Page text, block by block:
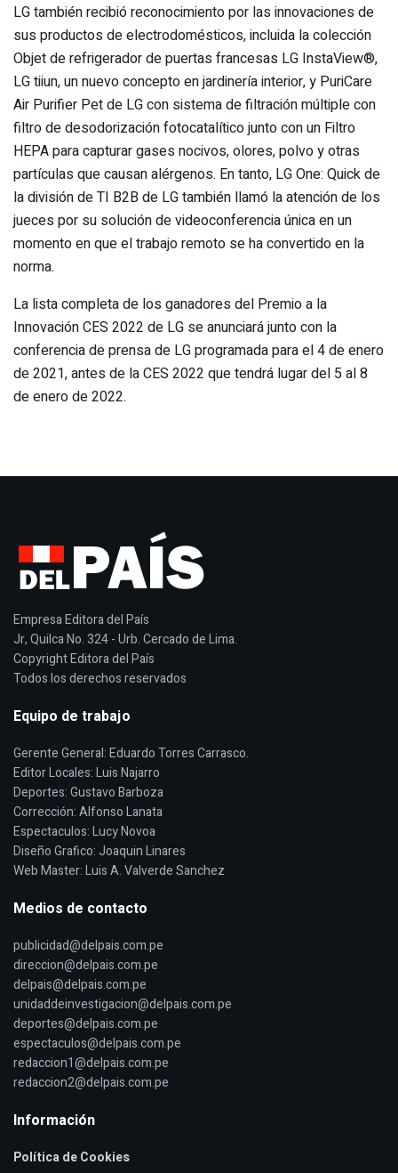
LG también recibió reconocimiento por las innovaciones de
sus productos de electrodomésticos, incluida la colección
Objet de refrigerador de puertas francesas LG InstaView®,
LG tiiun, un nuevo concepto en jardinería interior, y PuriCare
Air Purifier Pet de LG con sistema de filtración múltiple con
filtro de desodorización fotocatalítico junto con un Filtro
HEPA para capturar gases nocivos, olores, polvo y otras
partículas que causan alérgenos. En tanto, LG One: Quick de
la división de TI B2B de LG también llamó la atención de los
jueces por su solución de videoconferencia única en un
momento en que el trabajo remoto se ha convertido en la
norma.
La lista completa de los ganadores del Premio a la
Innovación CES 2022 de LG se anunciará junto con la
conferencia de prensa de LG programada para el 4 de enero
de 2021, antes de la CES 2022 que tendrá lugar del 5 al 8
de enero de 2022.
Empresa Editora del País
Jr, Quilca No. 324 - Urb. Cercado de Lima.
Copyright Editora del País
Todos los derechos reservados
Equipo de trabajo
Gerente General: Eduardo Torres Carrasco.
Editor Locales: Luis Najarro
Deportes: Gustavo Barboza
Corrección: Alfonso Lanata
Espectaculos: Lucy Novoa
Diseño Grafico: Joaquin Linares
Web Master: Luis A. Valverde Sanchez
Medios de contacto
publicidad@delpais.com.pe
direccion@delpais.com.pe
delpais@delpais.com.pe
unidaddeinvestigacion@delpais.com.pe
deportes@delpais.com.pe
espectaculos@delpais.com.pe
redaccion1@delpais.com.pe
redaccion2@delpais.com.pe
Información
Política de Cookies